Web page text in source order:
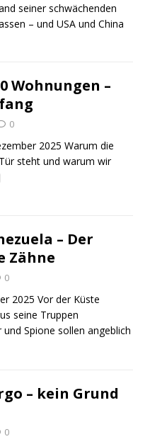
seiner schwächenden
– und USA und China
Wohnungen –
0
2025 Warum die
steht und warum wir
– Der
Zähne
0
2025 Vor der Küste
seine Truppen
Spione sollen angeblich
– kein Grund
0